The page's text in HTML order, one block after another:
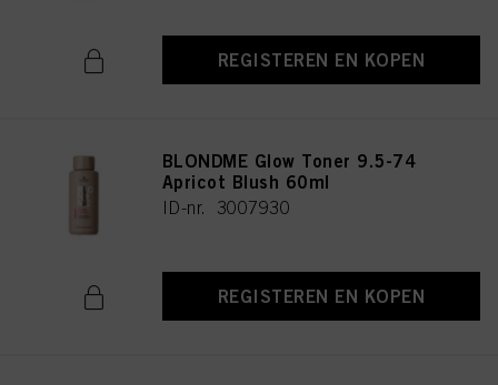
REGISTEREN EN KOPEN
BLONDME Glow Toner 9.5-74
Apricot Blush 60ml
ID-nr. 3007930
REGISTEREN EN KOPEN